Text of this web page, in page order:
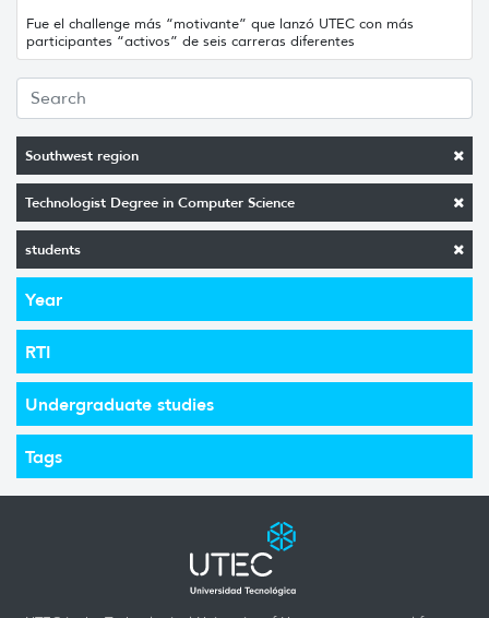
Southwest region
Technologist Degree in Computer Science
students
Year
RTI
Undergraduate studies
Tags
Fue el challenge más “motivante” que lanzó UTEC con más
participantes “activos” de seis carreras diferentes